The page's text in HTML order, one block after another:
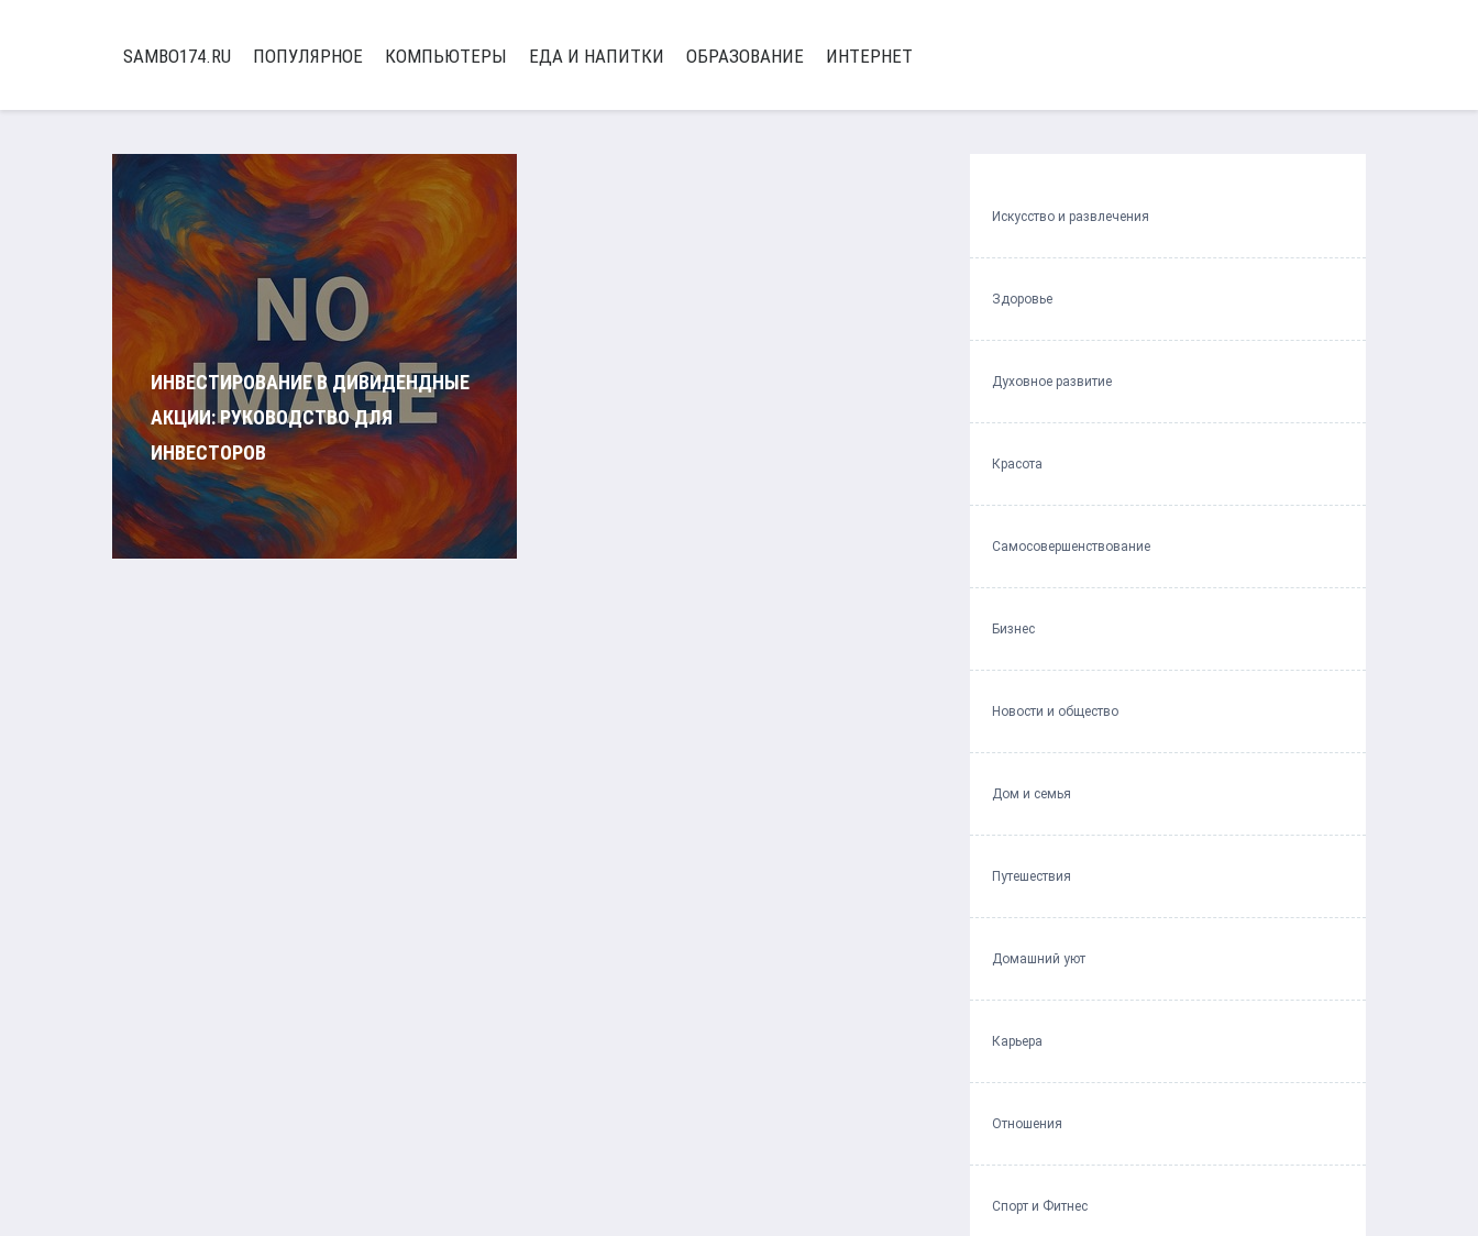
SAMBO174.RU ПОПУЛЯРНОЕ КОМПЬЮТЕРЫ ЕДА И НАПИТКИ ОБРАЗОВАНИЕ ИНТЕРНЕТ
ИНВЕСТИРОВАНИЕ В ДИВИДЕНДНЫЕ
АКЦИИ: РУКОВОДСТВО ДЛЯ
ИНВЕСТОРОВ
Искусство и развлечения
Здоровье
Духовное развитие
Красота
Самосовершенствование
Бизнес
Новости и общество
Дом и семья
Путешествия
Домашний уют
Карьера
Отношения
Спорт и Фитнес